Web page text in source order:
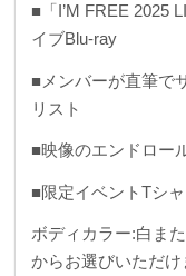
■「I’M FREE 2025
イブBlu-ray
■メンバーが直筆で
リスト
■映像のエンドロー
■限定イベントTシ
ボディカラー:白ま
からお選びいただけ